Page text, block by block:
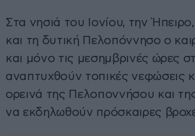
Στα νησιά του Ιονίου, την
και τη δυτική Πελοπόννησο ο
και μόνο τις μεσημβρινές ώρες
αναπτυχθούν τοπικές νεφώσεις
ορεινά της Πελοποννήσου και
να εκδηλωθούν πρόσκαιρες